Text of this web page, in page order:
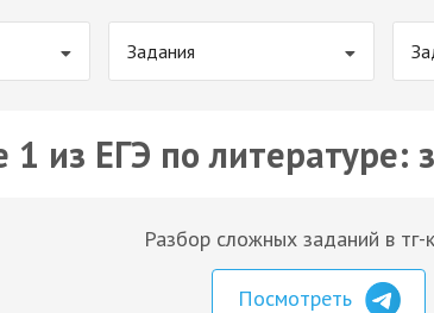
Задания
1 из ЕГЭ по литературе:
Разбор сложных заданий в тг-
Посмотреть